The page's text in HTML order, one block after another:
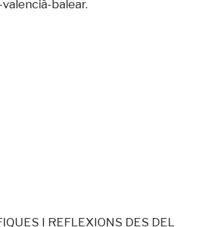
balear.
I REFLEXIONS DES DEL